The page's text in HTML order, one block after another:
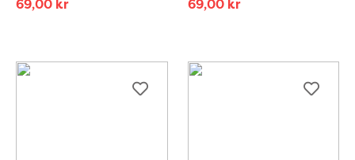
69,00 kr
69,00 kr